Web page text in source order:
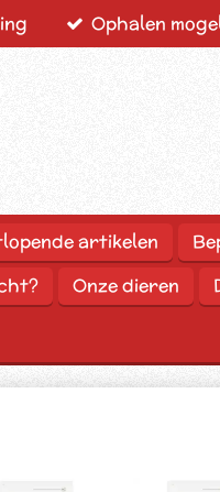
Ophalen
artikelen
Onze dieren